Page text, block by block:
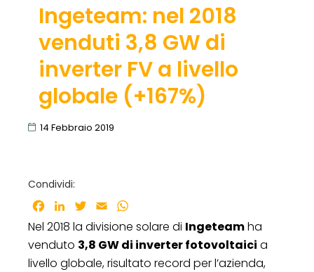
Ingeteam: nel 2018
venduti 3,8 GW di
inverter FV a livello
globale (+167%)
14 Febbraio 2019
Condividi:
Facebook
LinkedInTwitter
Email
Nel 2018 la divisione solare di Ingeteamha
venduto 3,8 GW di inverter fotovoltaici a
livello globale, risultato record per l’azienda,